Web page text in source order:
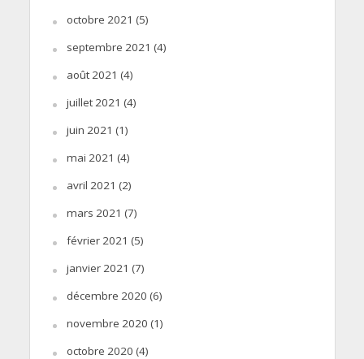
octobre 2021 (5)
septembre 2021 (4)
août 2021 (4)
juillet 2021 (4)
juin 2021 (1)
mai 2021 (4)
avril 2021 (2)
mars 2021 (7)
février 2021 (5)
janvier 2021 (7)
décembre 2020 (6)
novembre 2020 (1)
octobre 2020 (4)